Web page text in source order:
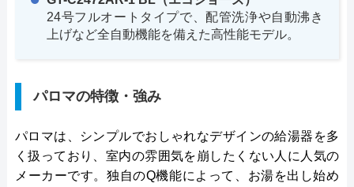
24号フルオートタイプで、配管洗浄や自動沸き
上げなど全自動機能を備えた高性能モデル。
パロマの特徴・強み
パロマは、シンプルでおしゃれなデザインの給湯器を多
く扱っており、室内の雰囲気を崩したくない人に人気の
メーカーです。独自のQ機能によって、お湯を出し始め